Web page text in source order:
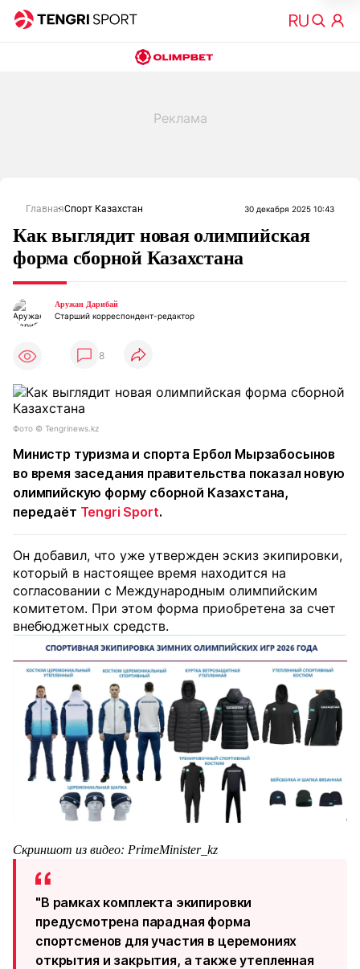
ГлавнаяСпорт Казахстан 30 декабря 2025 10:43
Как выглядит новая олимпийская
форма сборной Казахстана
Аружан Дарибай
Старший корреспондент-редактор
8
Фото © Tengrinews.kz
Министр туризма и спорта Ербол Мырзабосынов
во время заседания правительства показал новую
олимпийскую форму сборной Казахстана,
передаёт Tengri Sport.
Он добавил, что уже утвержден эскиз экипировки,
который в настоящее время находится на
согласовании с Международным олимпийским
комитетом. При этом форма приобретена за счет
внебюджетных средств.
Скриншот из видео: PrimeMinister_kz
"В рамках комплекта экипировки
предусмотрена парадная форма
спортсменов для участия в церемониях
открытия и закрытия, а также утепленная